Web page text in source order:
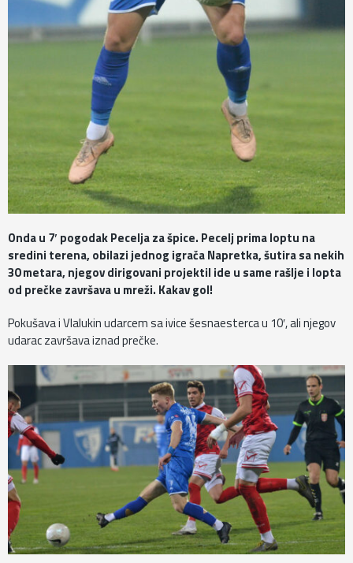
Onda u 7′ pogodak Pecelja za špice. Pecelj prima loptu na
sredini terena, obilazi jednog igrača Napretka, šutira sa nekih
30 metara, njegov dirigovani projektil ide u same rašlje i lopta
od prečke završava u mreži. Kakav gol!
Pokušava i Vlalukin udarcem sa ivice šesnaesterca u 10′, ali njegov
udarac završava iznad prečke.